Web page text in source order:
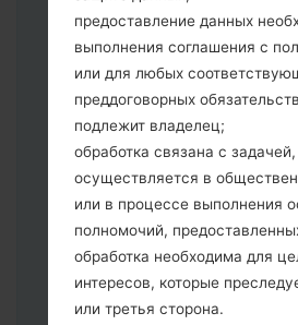
клавиши: уменьшение
Нажмите и
питания и увеличения
Далее подключите к
программа Odin
Ваш девайс и "COM
появится на экране.
Укажите только
Reboot".
В конце нажмите
устройство
отсоединится от ПК.
предоставление данных
выполнения соглашения с
или для любых
преддоговорных
подлежит владелец;
обработка связана с задачей,
осуществляется в
или в процессе выполнения
полномочий,
обработка необходима для
интересов, которые
или третья сторона.